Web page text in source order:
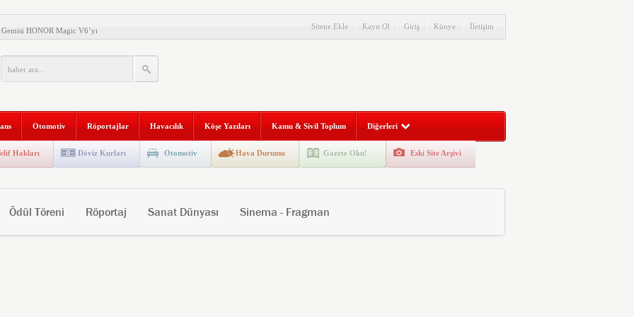
HONOR Magic V6’yı
Şirketi Araştırması”
2. Defa Büyüyor
Geçti
“Aranan Mezun”
ve Kadim Eşikler” Karma
Sitene Ekle Kayıt Ol Giriş Künye İletişim
Otomotiv Röportajlar Havacılık Köşe Yazıları Kamu & Sivil Toplum Diğerleri
Hakları Döviz Kurları Otomotiv Hava Durumu Gazete Oku! Eski Site Arşivi
Ödül Töreni Röportaj Sanat Dünyası Sinema - Fragman